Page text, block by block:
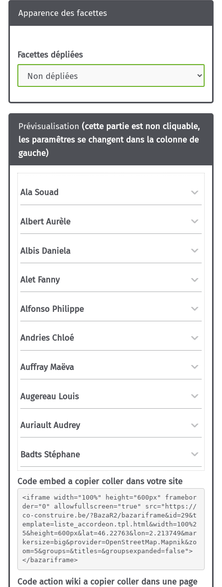
Apparence des facettes
Facettes dépliées
Prévisualisation (cette partie est non cliquable,
les paramêtres se changent dans la colonne de
gauche)
Code embed a copier coller dans votre site
<iframe width="100%" height="600px" framebor
der="0" allowfullscreen="true" src="https://
co-construire.be/?BazaR2/bazariframe&id=29&t
emplate=liste_accordeon.tpl.html&width=100%2
5&height=600px&lat=46.22763&lon=2.213749&mar
kersize=big&provider=OpenStreetMap.Mapnik&zo
om=5&groups=&titles=&groupsexpanded=false">
</bazariframe>
Code action wiki a copier coller dans une page